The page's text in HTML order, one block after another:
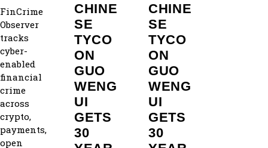
FinCrime
Observer
tracks
cyber-
enabled
financial
crime
across
crypto,
payments,
open
CHINE
SE
TYCO
ON
GUO
WENG
UI
GETS
30
CHINE
SE
TYCO
ON
GUO
WENG
UI
GETS
30